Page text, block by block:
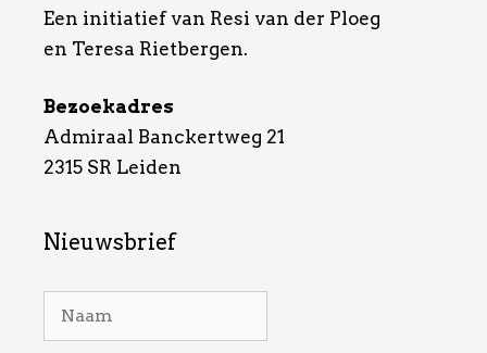
Een initiatief van Resi van der Ploeg
en Teresa Rietbergen.
Bezoekadres
Admiraal Banckertweg 21
2315 SR Leiden
Nieuwsbrief